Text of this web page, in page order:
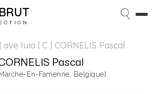
ave luia | C | CORNELIS Pascal
Pascal
En-Famenne, Belgique]